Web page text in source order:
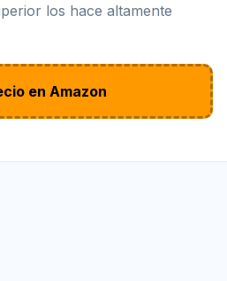
los hace altamente
en Amazon